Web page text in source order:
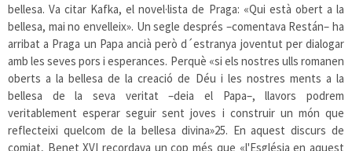
bellesa. Va citar Kafka, el novel·lista de Praga: «Qui està obert a la
bellesa, mai no envelleix». Un segle després –comentava Restán– ha
arribat a Praga un Papa ancià però d´estranya joventut per dialogar
amb les seves pors i esperances. Perquè «si els nostres ulls romanen
oberts a la bellesa de la creació de Déu i les nostres ments a la
bellesa de la seva veritat –deia el Papa–, llavors podrem
veritablement esperar seguir sent joves i construir un món que
reflecteixi quelcom de la bellesa divina»25. En aquest discurs de
comiat, Benet XVI recordava un cop més que «l'Església en aquest